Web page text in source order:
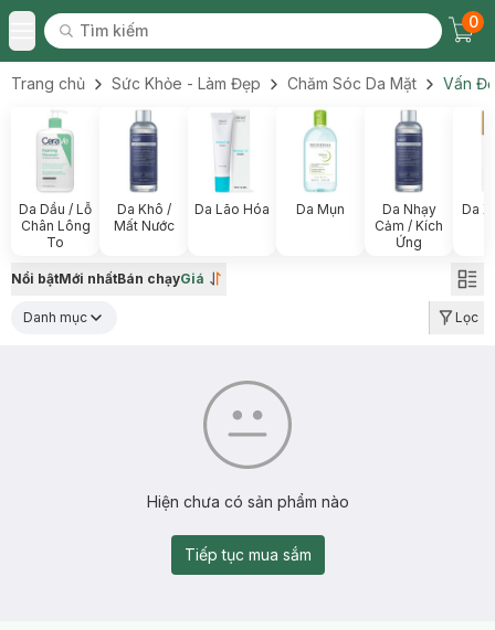
Toggle Menu
Tìm kiếm
Tìm kiếm
0
Trang chủ Sức Khỏe - Làm Đẹp Chăm Sóc Da Mặt Vấn
Da Dầu / Lỗ
Chân Lông
To
Da Khô /
Mất Nước
Da Lão Hóa Da Mụn
Da Nhạy
Cảm / Kích
Ứng
Da
Nổi bậtMới nhấtBán chạyGiá
Danh mục Lọc
Hiện chưa có sản phẩm nào
Tiếp tục mua sắm